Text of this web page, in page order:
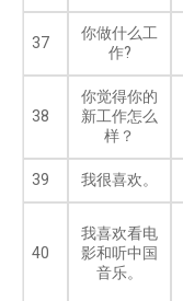
37
你做什么工
作?
38
你觉得你的
新工作怎么
样？
39 我很喜欢。
40
我喜欢看电
影和听中国
音乐。